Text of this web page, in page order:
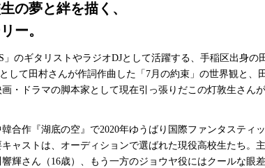
の夢と絆を描く、
ー。
」のギタリストやラジオDJとして活躍する、手稲区出身の
して田村さんが作詞作曲した「7月の約束」の世界観と、
・ドラマの脚本家として現在引っ張りだこの灯敦生さん
合作『湖底の空』で2020年ゆうばり国際ファンタスティ
ャストは、オーディションで選ばれた現役高校生たち。
輝さん（16歳）、もう一方のジョウヤ役にはクールな眼